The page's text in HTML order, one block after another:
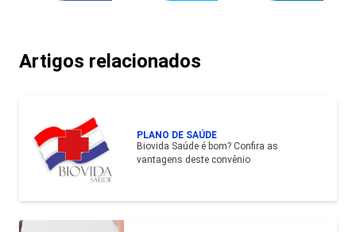
Artigos relacionados
PLANO DE SAÚDE
Biovida Saúde é bom? Confira as
vantagens deste convênio